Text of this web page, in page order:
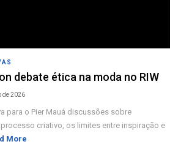
debate ética na moda no RIW
de 2026
para o Pier Mauá discussões sobre
criativo, os limites entre inspiração e
More